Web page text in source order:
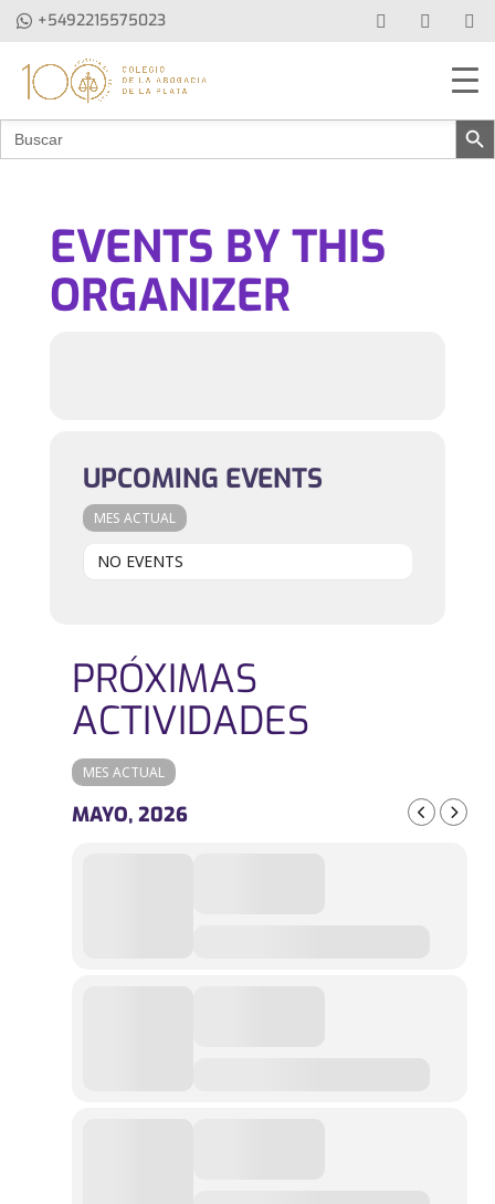
+5492215575023
Buscar: Botón de
EVENTS BY THIS
ORGANIZER
UPCOMING EVENTS
MES ACTUAL
NO EVENTS
PRÓXIMAS
ACTIVIDADES
MES ACTUAL
MAYO, 2026